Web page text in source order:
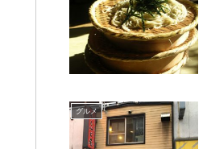
グルメ